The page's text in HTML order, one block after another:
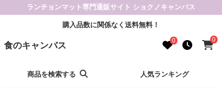
ランチョンマット専門通販サイト ショクノキャンバス
購入品数に関係なく送料無料！
食のキャンバス 0 0
商品を検索する 人気ランキング